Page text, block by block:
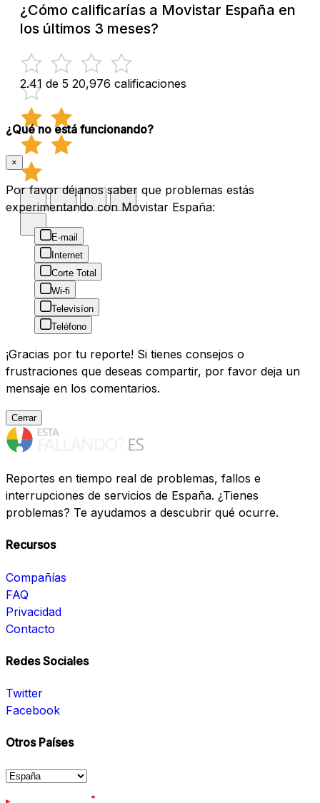
¿Cómo calificarías a Movistar España en
los últimos 3 meses?
2.41 de 5 20,976 calificaciones
¿Qué no está funcionando?
×
Por favor déjanos saber que problemas estás
experimentando con Movistar España:
E-mail
Internet
Corte Total
Wi-fi
Televisíon
Teléfono
¡Gracias por tu reporte! Si tienes consejos o
frustraciones que deseas compartir, por favor deja un
mensaje en los comentarios.
Cerrar
Reportes en tiempo real de problemas, fallos e
interrupciones de servicios de España. ¿Tienes
problemas? Te ayudamos a descubrir qué ocurre.
Recursos
Compañías
FAQ
Privacidad
Contacto
Redes Sociales
Twitter
Facebook
Otros Países